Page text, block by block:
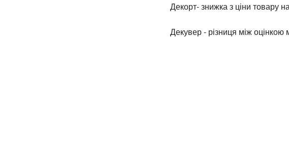
Декорт- знижка з ціни товару
Декувер - різниця між